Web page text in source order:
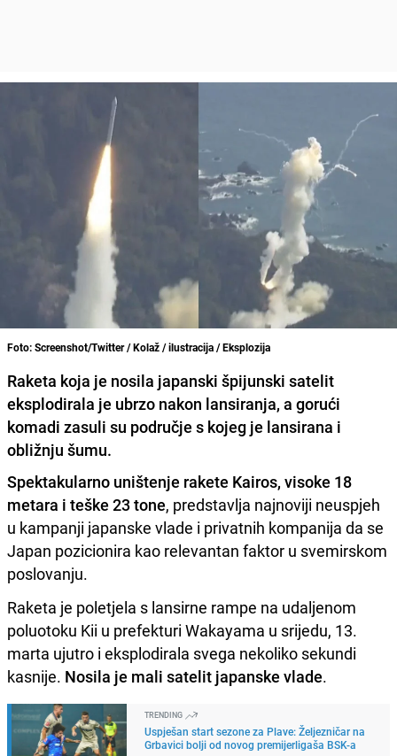
Foto: Screenshot/Twitter / Kolaž / ilustracija / Eksplozija
Raketa koja je nosila japanski špijunski satelit
eksplodirala je ubrzo nakon lansiranja, a gorući
komadi zasuli su područje s kojeg je lansirana i
obližnju šumu.
Spektakularno uništenje rakete Kairos, visoke 18
metara i teške 23 tone, predstavlja najnoviji neuspjeh
u kampanji japanske vlade i privatnih kompanija da se
Japan pozicionira kao relevantan faktor u svemirskom
poslovanju.
Raketa je poletjela s lansirne rampe na udaljenom
poluotoku Kii u prefekturi Wakayama u srijedu, 13.
marta ujutro i eksplodirala svega nekoliko sekundi
kasnije. Nosila je mali satelit japanske vlade.
TRENDING
Uspješan start sezone za Plave: Željezničar na
Grbavici bolji od novog premijerligaša BSK-a